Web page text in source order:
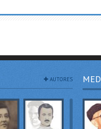
AUTORES